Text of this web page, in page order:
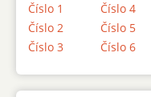
Číslo 1
Číslo 2
Číslo 3
Číslo 4
Číslo 5
Číslo 6